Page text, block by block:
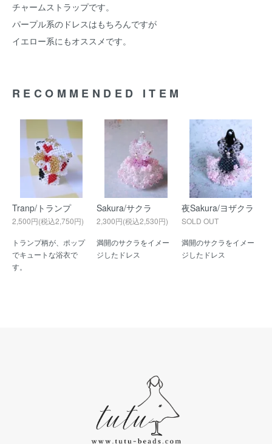
チャームストラップです。
パープル系のドレスはもちろんですが
イエロー系にもオススメです。
RECOMMENDED ITEM
Tranp/トランプ
2,500円(税込2,750円)
トランプ柄が、ポップ
でキュートな浴衣で
す。
Sakura/サクラ
2,300円(税込2,530円)
満開のサクラをイメー
ジしたドレス
夜Sakura/ヨザクラ
SOLD OUT
満開のサクラをイメー
ジしたドレス